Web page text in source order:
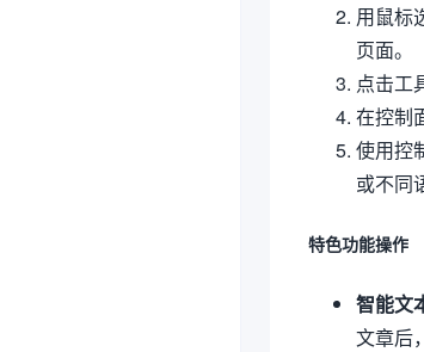
用鼠标
页面。
点击工
在控制
使用控
或不同
特色功能操作
智能文
文章后